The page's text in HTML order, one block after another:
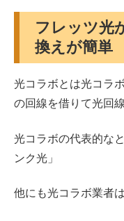
フレッツ光
換えが簡単
光コラボとは光コラ
の回線を借りて光回
光コラボの代表的な
ンク光」
他にも光コラボ業者